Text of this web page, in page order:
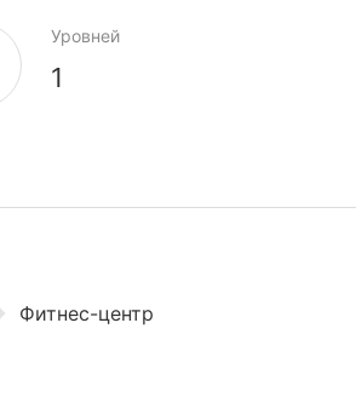
Уровней
1
Фитнес-центр